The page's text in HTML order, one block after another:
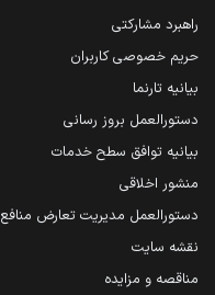
راهبرد مشارکتی
حریم خصوصی کاربران
بیانیه تارنما
دستورالعمل بروز رسانی
بیانیه توافق سطح خدمات
منشور اخلاقی
دستورالعمل مدیریت تعارض منافع
نقشه سایت
مناقصه و مزایده